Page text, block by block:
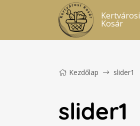
Kertvárosi
Kosár
Kezdőlap slider1
slider1